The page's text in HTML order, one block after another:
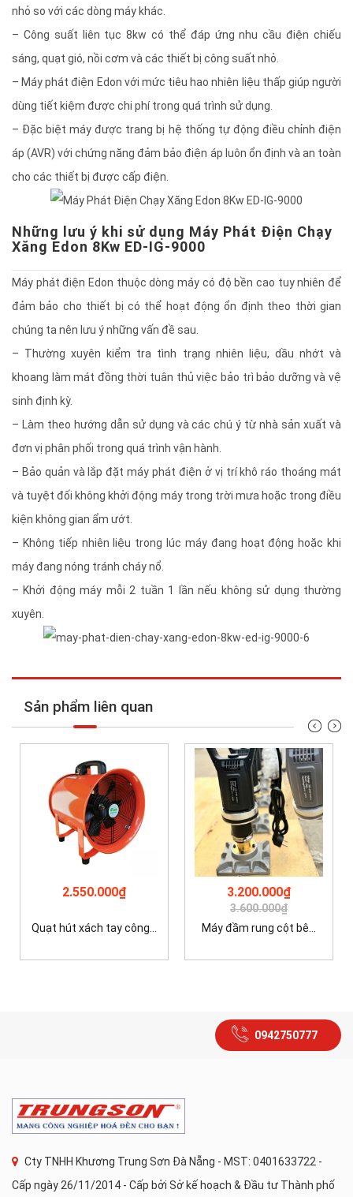
nhỏ so với các dòng máy khác.
– Công suất liên tục 8kw có thể đáp ứng nhu cầu điện chiếu
sáng, quạt gió, nồi cơm và các thiết bị công suất nhỏ.
– Máy phát điện Edon với mức tiêu hao nhiên liệu thấp giúp người
dùng tiết kiệm được chi phí trong quá trình sử dụng.
– Đặc biệt máy được trang bị hệ thống tự động điều chỉnh điện
áp (AVR) với chứng năng đảm bảo điện áp luôn ổn định và an toàn
cho các thiết bị được cấp điện.
Những lưu ý khi sử dụng Máy Phát Điện Chạy
Xăng Edon 8Kw ED-IG-9000
Máy phát điện Edon thuộc dòng máy có độ bền cao tuy nhiên để
đảm bảo cho thiết bị có thể hoạt động ổn định theo thời gian
chúng ta nên lưu ý những vấn đề sau.
– Thường xuyên kiểm tra tình trạng nhiên liệu, dầu nhớt và
khoang làm mát đồng thời tuân thủ việc bảo trì bảo dưỡng và vệ
sinh định kỳ.
– Làm theo hướng dẫn sử dụng và các chú ý từ nhà sản xuất và
đơn vị phân phối trong quá trình vận hành.
– Bảo quản và lắp đặt máy phát điện ở vị trí khô ráo thoáng mát
và tuyệt đối không khởi động máy trong trời mưa hoặc trong điều
kiện không gian ẩm ướt.
– Không tiếp nhiên liệu trong lúc máy đang hoạt động hoặc khi
máy đang nóng tránh cháy nổ.
– Khởi động máy mỗi 2 tuần 1 lần nếu không sử dụng thường
xuyên.
Sản phẩm liên quan
2.550.000₫
Quạt hút xách tay công...
3.200.000₫
3.600.000₫
Máy đầm rung cột bê...
0942750777
Cty TNHH Khương Trung Sơn Đà Nẵng - MST: 0401633722 -
Cấp ngày 26/11/2014 - Cấp bởi Sở kế hoạch & Đầu tư Thành phố